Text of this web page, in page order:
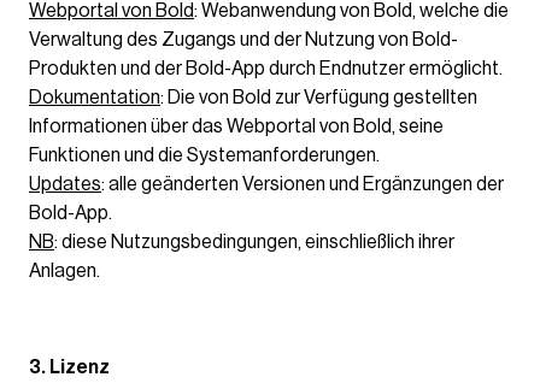
Webportal von Bold: Webanwendung von Bold, welche die
Verwaltung des Zugangs und der Nutzung von Bold-
Produkten und der Bold-App durch Endnutzer ermöglicht.
Dokumentation: Die von Bold zur Verfügung gestellten
Informationen über das Webportal von Bold, seine
Funktionen und die Systemanforderungen.
Updates: alle geänderten Versionen und Ergänzungen der
Bold-App.
NB: diese Nutzungsbedingungen, einschließlich ihrer
Anlagen.
3. Lizenz